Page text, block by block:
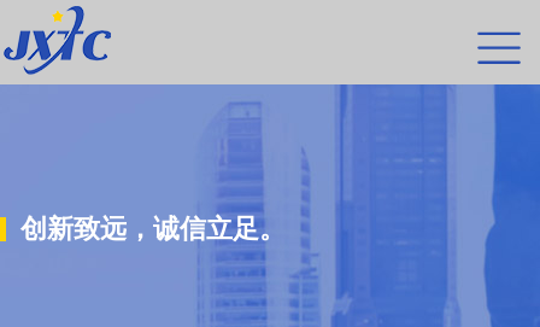
创新致远，诚信立足。